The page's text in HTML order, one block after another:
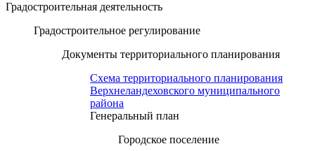
Градостроительная деятельность
Градостроительное регулирование
Документы территориального планирования
Схема территориального планирования
Верхнеландеховского муниципального
района
Генеральный план
Городское поселение